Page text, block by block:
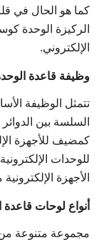
كما هو الحال في
الركيزة الوحدة
الإلكتروني.
وظيفة قاعدة
تتمثل الوظيفة
السلسة بين
كمضيف للأجهزة
للوحدات
الأجهزة
أنواع لوحات قاعدة
مجموعة متنوعة من